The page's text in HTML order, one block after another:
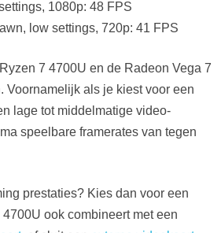
1080p: 48 FPS
low settings, 720p: 41 FPS
7 4700U en de Radeon Vega 7
Voornamelijk als je kiest voor een
lage tot middelmatige video-
speelbare framerates van tegen
prestaties? Kies dan voor een
ook combineert met een